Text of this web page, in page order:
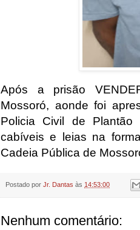
Após a prisão
Mossoró, aonde foi
Policia Civil de Plantão
cabíveis e leias na
Cadeia Pública de
Postado por Jr. Dantas às 14:53:00
Nenhum comentário: